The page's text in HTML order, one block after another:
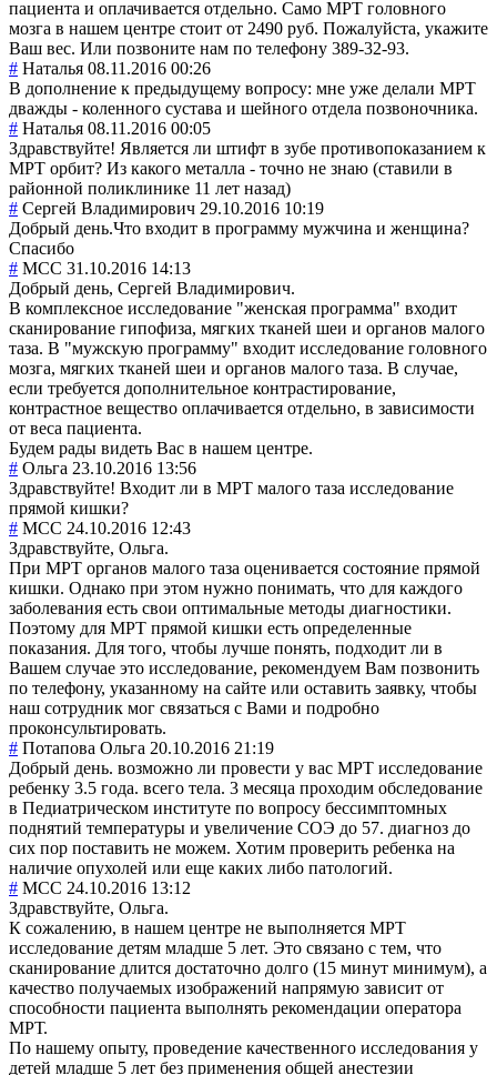
пациента и оплачивается отдельно. Само МРТ головного
мозга в нашем центре стоит от 2490 руб. Пожалуйста, укажите
Ваш вес. Или позвоните нам по телефону 389-32-93.
# Наталья 08.11.2016 00:26
В дополнение к предыдущему вопросу: мне уже делали МРТ
дважды - коленного сустава и шейного отдела позвоночника.
# Наталья 08.11.2016 00:05
Здравствуйте! Является ли штифт в зубе противопоказанием к
МРТ орбит? Из какого металла - точно не знаю (ставили в
районной поликлинике 11 лет назад)
# Сергей Владимирович 29.10.2016 10:19
Добрый день.Что входит в программу мужчина и женщина?
Спасибо
# MCC 31.10.2016 14:13
Добрый день, Сергей Владимирович.
В комплексное исследование "женская программа" входит
сканирование гипофиза, мягких тканей шеи и органов малого
таза. В "мужскую программу" входит исследование головного
мозга, мягких тканей шеи и органов малого таза. В случае,
если требуется дополнительное контрастирование,
контрастное вещество оплачивается отдельно, в зависимости
от веса пациента.
Будем рады видеть Вас в нашем центре.
# Ольга 23.10.2016 13:56
Здравствуйте! Входит ли в МРТ малого таза исследование
прямой кишки?
# MCC 24.10.2016 12:43
Здравствуйте, Ольга.
При МРТ органов малого таза оценивается состояние прямой
кишки. Однако при этом нужно понимать, что для каждого
заболевания есть свои оптимальные методы диагностики.
Поэтому для МРТ прямой кишки есть определенные
показания. Для того, чтобы лучше понять, подходит ли в
Вашем случае это исследование, рекомендуем Вам позвонить
по телефону, указанному на сайте или оставить заявку, чтобы
наш сотрудник мог связаться с Вами и подробно
проконсультировать.
# Потапова Ольга 20.10.2016 21:19
Добрый день. возможно ли провести у вас МРТ исследование
ребенку 3.5 года. всего тела. 3 месяца проходим обследование
в Педиатрическом институте по вопросу бессимптомных
поднятий температуры и увеличение СОЭ до 57. диагноз до
сих пор поставить не можем. Хотим проверить ребенка на
наличие опухолей или еще каких либо патологий.
# MCC 24.10.2016 13:12
Здравствуйте, Ольга.
К сожалению, в нашем центре не выполняется МРТ
исследование детям младше 5 лет. Это связано с тем, что
сканирование длится достаточно долго (15 минут минимум), а
качество получаемых изображений напрямую зависит от
способности пациента выполнять рекомендации оператора
МРТ.
По нашему опыту, проведение качественного исследования у
детей младше 5 лет без применения общей анестезии